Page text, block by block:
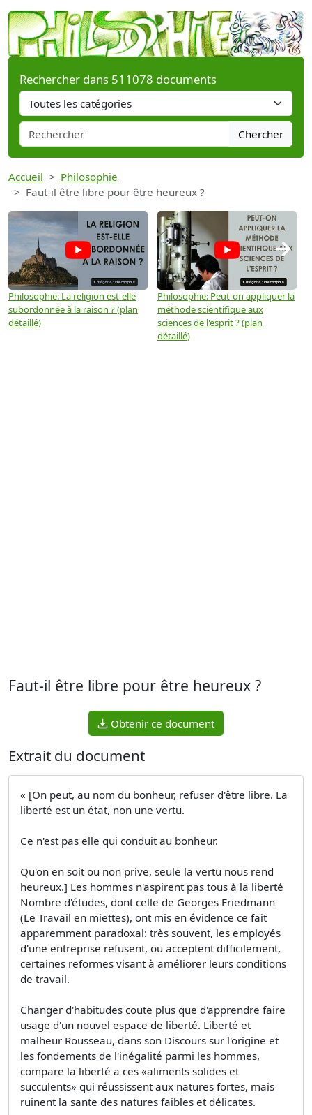
Rechercher dans 511078 documents
Chercher
Accueil
Philosophie
Faut-il être libre pour être heureux ?
Philosophie: La religion est-elle
subordonnée à la raison ? (plan
détaillé)
Philosophie: Peut-on appliquer la
méthode scientifique aux
sciences de l'esprit ? (plan
détaillé)
→
Faut-il être libre pour être heureux ?
Obtenir ce document
Extrait du document
« [On peut, au nom du bonheur, refuser d'être libre. La
liberté est un état, non une vertu.
Ce n'est pas elle qui conduit au bonheur.
Qu'on en soit ou non prive, seule la vertu nous rend
heureux.] Les hommes n'aspirent pas tous à la liberté
Nombre d'études, dont celle de Georges Friedmann
(Le Travail en miettes), ont mis en évidence ce fait
apparemment paradoxal: très souvent, les employés
d'une entreprise refusent, ou acceptent difficilement,
certaines reformes visant à améliorer leurs conditions
de travail.
Changer d'habitudes coute plus que d'apprendre faire
usage d'un nouvel espace de liberté. Liberté et
malheur Rousseau, dans son Discours sur l'origine et
les fondements de l'inégalité parmi les hommes,
compare la liberté a ces «aliments solides et
succulents» qui réussissent aux natures fortes, mais
ruinent la sante des natures faibles et délicates.